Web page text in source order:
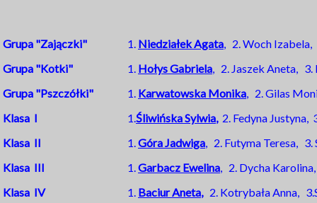
Grupa "Zajączki" 1. Niedziałek Agata, 2. Woch Izabela,
Grupa "Kotki" 1. Hołys Gabriela, 2. Jaszek Aneta, 3.
Grupa "Pszczółki"
1. Karwatowska Monika, 2. Gilas
Klasa I
1.Śliwińska Sylwia,2. Fedyna Justyna,
Klasa II
1.Góra Jadwiga, 2. Futyma Teresa,
Klasa III
1.Garbacz Ewelina, 2. Dycha
Klasa IV
1. Baciur Aneta, 2. Kotrybała Anna,